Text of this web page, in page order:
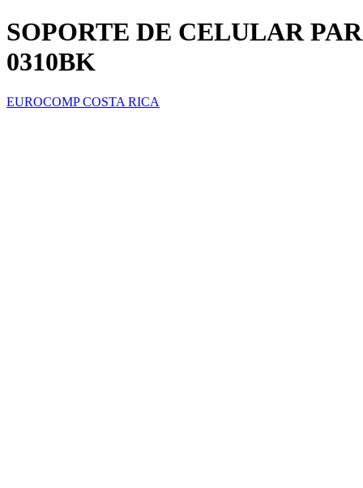
SOPORTE DE CELULAR
0310BK
EUROCOMP COSTA RICA